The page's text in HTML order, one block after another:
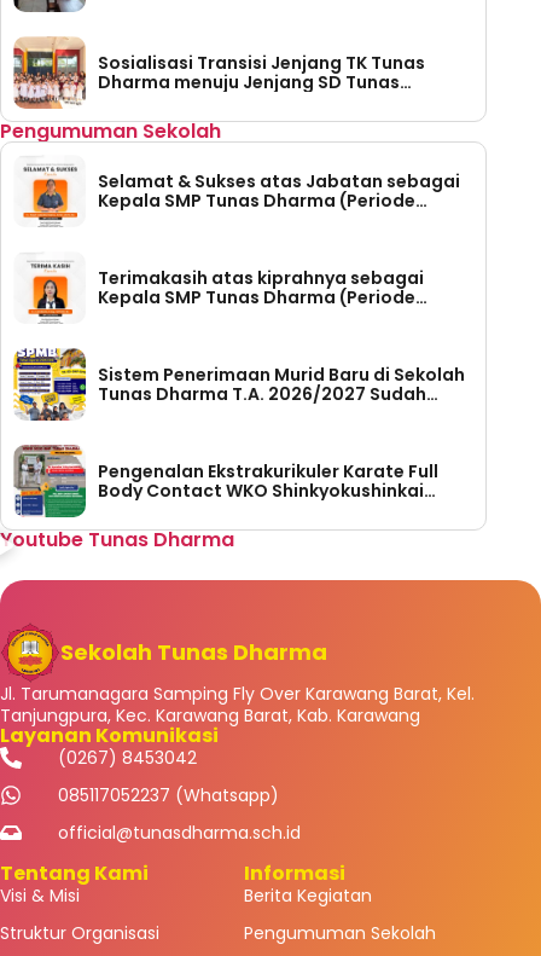
Sosialisasi Transisi Jenjang TK Tunas
Dharma menuju Jenjang SD Tunas
Pengumuman Sekolah
Selamat & Sukses atas Jabatan sebagai
Kepala SMP Tunas Dharma (Periode
Terimakasih atas kiprahnya sebagai
Kepala SMP Tunas Dharma (Periode
Sistem Penerimaan Murid Baru di Sekolah
Tunas Dharma T.A. 2026/2027 Sudah
Pengenalan Ekstrakurikuler Karate Full
Body Contact WKO Shinkyokushinkai
Youtube Tunas Dharma
Sekolah Tunas Dharma
Jl. Tarumanagara Samping Fly Over Karawang Barat, Kel.
Tanjungpura, Kec. Karawang Barat, Kab. Karawang
Layanan Komunikasi
(0267) 8453042
085117052237 (Whatsapp)
official@tunasdharma.sch.id
Tentang Kami
Visi & Misi
Struktur Organisasi
Informasi
Berita Kegiatan
Pengumuman Sekolah